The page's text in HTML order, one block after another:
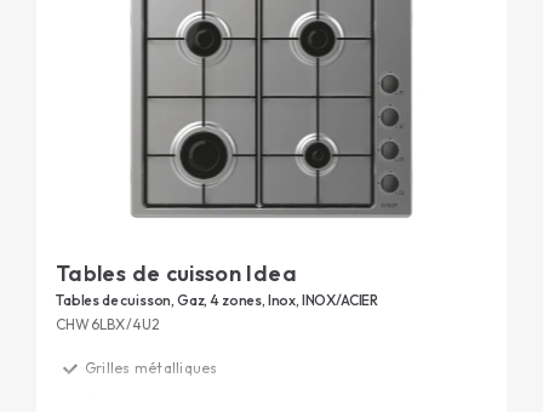
Tables de cuisson Idea
Tables de cuisson, Gaz, 4 zones, Inox, INOX/ACIER
CHW6LBX/4U2
Grilles métalliques